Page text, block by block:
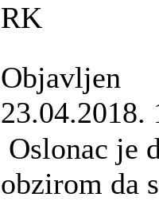
RK
Objavljen
23.04.2018.
Oslonac je
obzirom da